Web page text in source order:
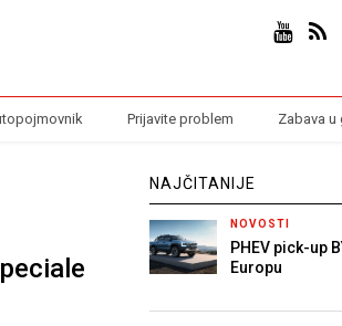
Prijavite problem Zabava u
NAJČITANIJE
NOVOSTI
PHEV pick-up
Europu